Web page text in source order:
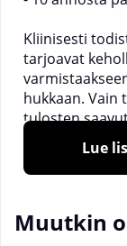
Kliinisesti
tarjoavat
hukkaan.
tulosten
sekoitus
Carnosyn® ja
suoriutumaan
Lue
Muutkin